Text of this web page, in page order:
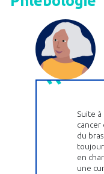
Suite
du
en
une